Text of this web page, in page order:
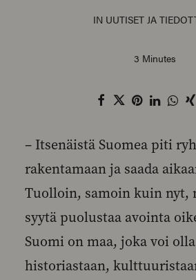
IN UUTISET JA
3 Minutes
– Itsenäistä Suomea piti
rakentamaan ja saada
Tuolloin, samoin kuin nyt,
syytä puolustaa avointa
Suomi on maa, joka voi
historiastaan,